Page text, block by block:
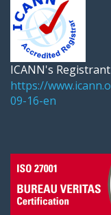
ICANN's
https://
09-16-en